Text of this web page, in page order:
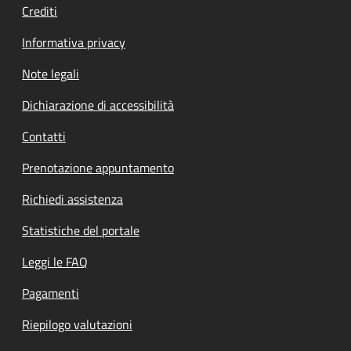
Crediti
Informativa privacy
Note legali
Dichiarazione di accessibilità
Contatti
Prenotazione appuntamento
Richiedi assistenza
Statistiche del portale
Leggi le FAQ
Pagamenti
Riepilogo valutazioni